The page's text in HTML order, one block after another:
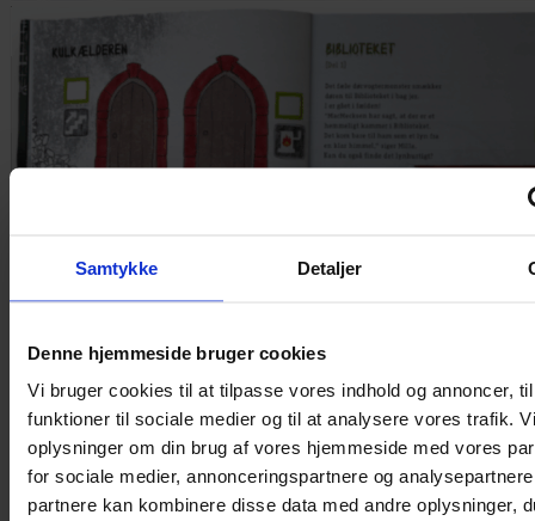
Samtykke Detaljer
Denne hjemmeside bruger cookies
Vi bruger cookies til at tilpasse vores indhold og annoncer,
funktioner til sociale medier og til at analysere vores trafik.
oplysninger om din brug af vores hjemmeside med vores
for sociale medier, annonceringspartnere og
partnere kan kombinere disse data med andre oplysninger,